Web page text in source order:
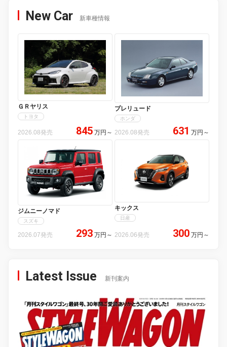
New Car 新車種情報
ＧＲヤリス
トヨタ
2026.08発売 845 万円 ～
プレリュード
ホンダ
2026.08発売 631 万円 ～
ジムニーノマド
スズキ
2026.07発売 293 万円 ～
キックス
日産
2026.06発売 300 万円 ～
Latest Issue 新刊案内